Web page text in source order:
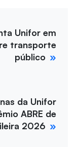
Unifor em
transporte
público
da Unifor
ABRE de
2026